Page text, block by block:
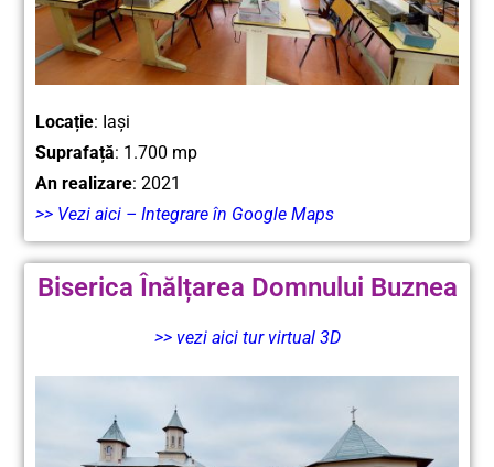
Locație: Iași
Suprafață: 1.700 mp
An realizare: 2021
>> Vezi aici – Integrare în Google Maps
Biserica Înălțarea Domnului Buznea
>> vezi aici tur virtual 3D